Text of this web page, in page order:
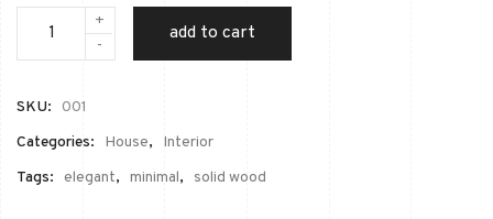
+
-
add to cart
SKU:
001
Categories:
House,
Interior
Tags: elegant, minimal, solid wood